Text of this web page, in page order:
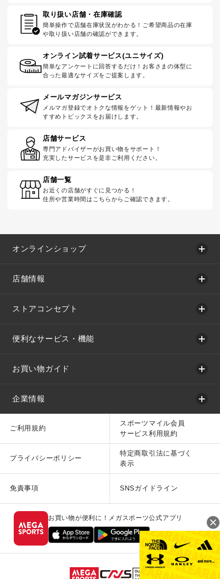
取り扱い店舗・在庫確認
簡単操作で店舗在庫状況がわかる！ご希望商品の在庫
や取り扱い店舗の確認ができます。
オンライン試着サービス(ユニサイズ)
簡単なアンケートに回答するだけ！お客さまの体型に
合った最適なサイズをご提案します。
メールマガジンサービス
メルマガ登録でオトクな情報をゲット！最新情報やお
すすめトピックスをお届けします。
店舗サービス
専門アドバイザーがお買い物をサポート！
充実したサービスを是非ご利用ください。
店舗一覧
お近くの店舗がすぐに見つかる！
住所や営業時間はこちらからご確認できます。
オンラインショップ
店舗情報
ストアコンセプト
便利なサービス・機能
お買い物ガイド
企業情報
ご利用規約
スポーツマイル会員
サービス利用規約
プライバシーポリシー
特定商取引法に基づく
表示
免責事項 SNSガイドライン
お買い物が便利に！メガスポーツ公式アプリ